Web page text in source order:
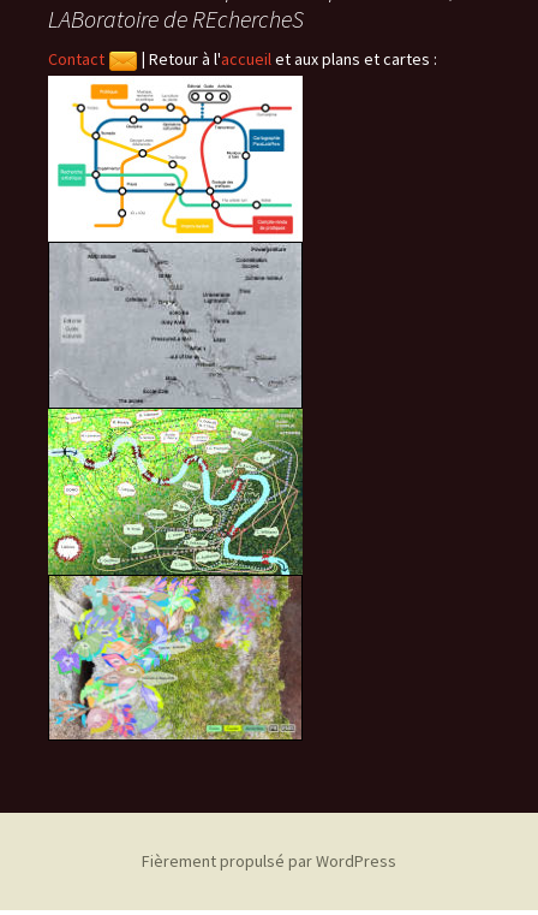
LABoratoire de REchercheS
Contact | Retour à l'accueilet aux plans et cartes :
Fièrement propulsé par WordPress